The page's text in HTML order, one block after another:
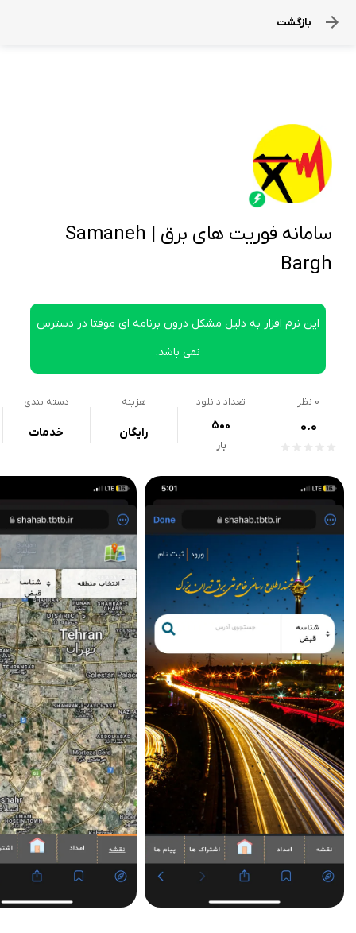
بازگشت
سامانه فوریت های برق | Samaneh
Bargh
این نرم افزار به دلیل مشکل درون برنامه ای موقتا در دسترس
نمی باشد.
0 نظر
0.0
تعداد دانلود
500
بار
هزینه
رایگان
دسته بندی
خدمات